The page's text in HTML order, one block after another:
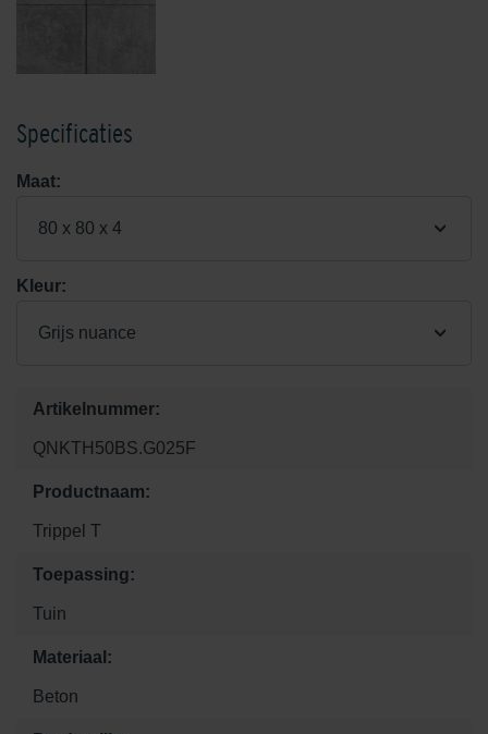
Specificaties
Maat:
80 x 80 x 4
Kleur:
Grijs nuance
Artikelnummer:
QNKTH50BS.G025F
Productnaam:
Trippel T
Toepassing:
Tuin
Materiaal:
Beton